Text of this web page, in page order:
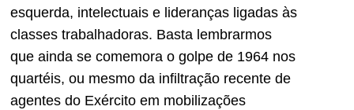
esquerda, intelectuais e lideranças ligadas às
classes trabalhadoras. Basta lembrarmos
que ainda se comemora o golpe de 1964 nos
quartéis, ou mesmo da infiltração recente de
agentes do Exército em mobilizações